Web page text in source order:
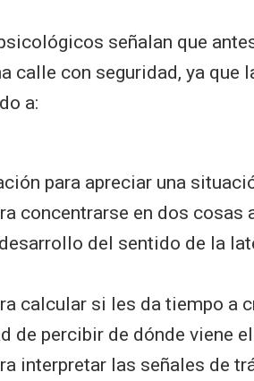
señalan que
calle con seguridad, ya que
a:
para apreciar una
concentrarse en dos cosas
del sentido de la
calcular si les da tiempo a
de percibir de dónde viene
interpretar las señales de